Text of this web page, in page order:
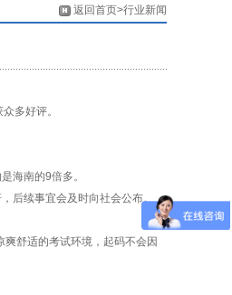
返回首页>行业新闻
多好评。
海南的9倍多。
后续事宜会及时向社会公布。
舒适的考试环境，起码不会因